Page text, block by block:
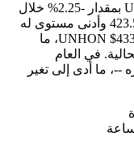
-2.25%
خلال
الـ 24 ساعة الماضية، حيث وصل إلى $423.54 وأدنى مستوى له
عند $412.09. قبل شهر، كانت قيمة 1 UNHON $433.33، ما
في العام
--، ما أدى إلى تغير